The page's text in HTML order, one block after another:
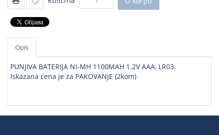
Opis
PUNJIVA BATERIJA NI-MH 1100MAH 1.2V AAA, LR03,
Iskazana cena je za PAKOVANJE (2kom)